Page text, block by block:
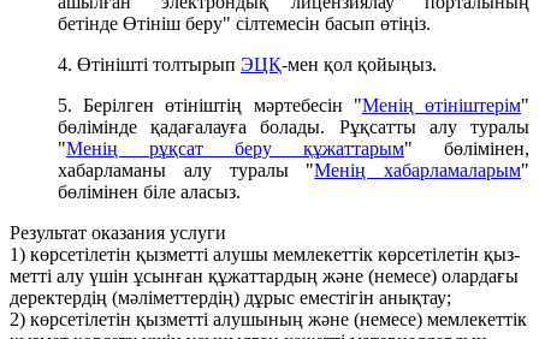
бетінде Өтініш беру" сілтемесін басып өтіңіз.
4. Өтінішті толтырып ЭЦҚ-мен қол қойыңыз.
5. Берілген өтініштің мәртебесін "Менің өтініштерім"
бөлімінде қадағалауға болады. Рұқсатты алу туралы
"Менің рұқсат беру құжаттарым" бөлімінен,
хабарламаны алу туралы "Менің хабарламаларым"
бөлімінен біле аласыз.
Результат оказания услуги
1) көр­се­ті­ле­тін қыз­мет­ті алушы мем­ле­кет­тік көр­се­ті­ле­тін қыз­
мет­ті алу үшін ұсын­ған құ­жат­тар­дың және (неме­се) олар­да­ғы
де­ректер­дің (мә­лі­мет­тер­дің) дұ­рыс еме­сті­гін анық­тау;
2) көр­се­ті­ле­тін қыз­мет­ті алушы­ның және (неме­се) мем­ле­кет­тік